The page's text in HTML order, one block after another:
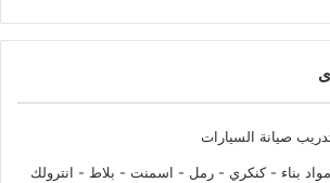
صيانة السيارات
بناء - كنكري - رمل - اسمنت - بلاط - انترولك